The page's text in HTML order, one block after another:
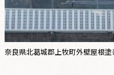
奈良県北葛城郡上牧町外壁屋根